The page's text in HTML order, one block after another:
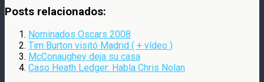
Posts relacionados:
Nominados Oscars 2008
Tim Burton visitó Madrid ( + vídeo )
McConaughey deja su casa
Caso Heath Ledger: Habla Chris Nolan